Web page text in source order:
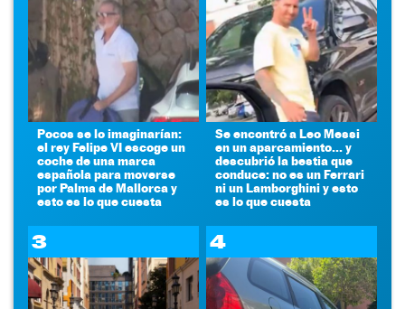
Pocos se lo imaginarían:
el rey Felipe VI escoge un
coche de una marca
española para moverse
por Palma de Mallorca y
esto es lo que cuesta
Se encontró a Leo Messi
en un aparcamiento... y
descubrió la bestia que
conduce: no es un Ferrari
ni un Lamborghini y esto
es lo que cuesta
3 4